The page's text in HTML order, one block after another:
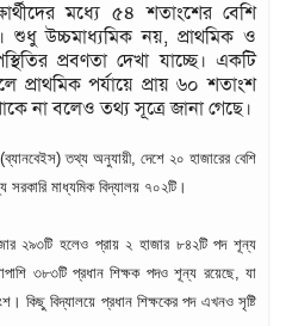
মধ্যে ৫৪ শতাংশের বেশি
শুধু উচ্চমাধ্যমিক নয়, প্রাথমিক ও
প্রবণতা দেখা যাচ্ছে। একটি
প্রাথমিক পর্যায়ে প্রায় ৬০ শতাংশ
না বলেও তথ্য সূত্রে জানা গেছে।
তথ্য অনুযায়ী, দেশে ২০ হাজারের বেশি
সরকারি মাধ্যমিক বিদ্যালয় ৭০২টি।
২৯৩টি হলেও প্রায় ২ হাজার ৮৪২টি পদ শূন্য
৩৮৩টি প্রধান শিক্ষক পদও শূন্য রয়েছে, যা
কিছু বিদ্যালয়ে প্রধান শিক্ষকের পদ এখনও সৃষ্টি